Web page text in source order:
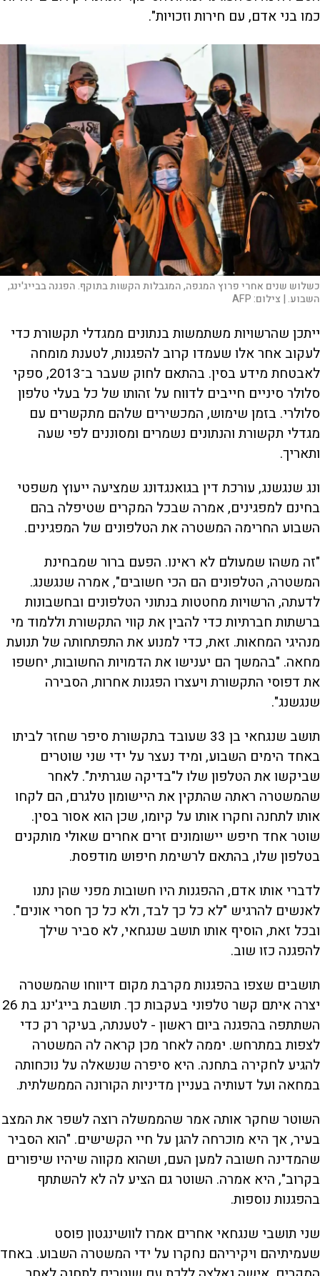
כמו בני אדם, עם חירות וזכויות".
כשלוש שנים אחרי פרוץ המגפה, המגבלות הקשות בתוקף. הפגנה בבייג'ינג,
השבוע. | צילום:AFP
ייתכן שהרשויות משתמשות בנתונים ממגדלי תקשורת כדי
לעקוב אחר אלו שעמדו קרוב להפגנות, לטענת מומחה
לאבטחת מידע בסין. בהתאם לחוק שעבר ב־2013, ספקי
סלולר סיניים חייבים לדווח על זהותו של כל בעלי טלפון
סלולרי. בזמן שימוש, המכשירים שלהם מתקשרים עם
מגדלי תקשורת והנתונים נשמרים ומסוננים לפי שעה
ותאריך.
ונג שנגשנג, עורכת דין בגואנגדונג שמציעה ייעוץ משפטי
בחינם למפגינים, אמרה שבכל המקרים שטיפלה בהם
השבוע החרימה המשטרה את הטלפונים של המפגינים.
"זה משהו שמעולם לא ראינו. הפעם ברור שמבחינת
המשטרה, הטלפונים הם הכי חשובים", אמרה שנגשנג.
לדעתה, הרשויות מחטטות בנתוני הטלפונים ובחשבונות
ברשתות חברתיות כדי להבין את קווי התקשורת וללמוד מי
מנהיגי המחאות. זאת, כדי למנוע את התפתחותה של תנועת
מחאה. "בהמשך הם יענישו את הדמויות החשובות, יחשפו
את דפוסי התקשורת ויעצרו הפגנות אחרות, הסבירה
שנגשנג".
תושב שנגחאי בן 33 שעובד בתקשורת סיפר שחזר לביתו
באחד הימים השבוע, ומיד נעצר על ידי שני שוטרים
שביקשו את הטלפון שלו ל"בדיקה שגרתית". לאחר
שהמשטרה ראתה שהתקין את היישומון טלגרם, הם לקחו
אותו לתחנה וחקרו אותו על קיומו, שכן הוא אסור בסין.
שוטר אחד חיפש יישומונים זרים אחרים שאולי מותקנים
בטלפון שלו, בהתאם לרשימת חיפוש מודפסת.
לדברי אותו אדם, ההפגנות היו חשובות מפני שהן נתנו
לאנשים להרגיש "לא כל כך לבד, ולא כל כך חסרי אונים".
ובכל זאת, הוסיף אותו תושב שנגחאי, לא סביר שילך
להפגנה כזו שוב.
תושבים שצפו בהפגנות מקרבת מקום דיווחו שהמשטרה
יצרה איתם קשר טלפוני בעקבות כך. תושבת בייג'ינג בת 26
השתתפה בהפגנה ביום ראשון - לטענתה, בעיקר רק כדי
לצפות במתרחש. יממה לאחר מכן קראה לה המשטרה
להגיע לחקירה בתחנה. היא סיפרה שנשאלה על נוכחותה
במחאה ועל דעותיה בעניין מדיניות הקורונה הממשלתית.
השוטר שחקר אותה אמר שהממשלה רוצה לשפר את המצב
בעיר, אך היא מוכרחה להגן על חיי הקשישים. "הוא הסביר
שהמדינה חשובה למען העם, ושהוא מקווה שיהיו שיפורים
בקרוב", היא אמרה. השוטר גם הציע לה לא להשתתף
בהפגנות נוספות.
שני תושבי שנגחאי אחרים אמרו לוושינגטון פוסט
שעמיתיהם ויקיריהם נחקרו על ידי המשטרה השבוע. באחד